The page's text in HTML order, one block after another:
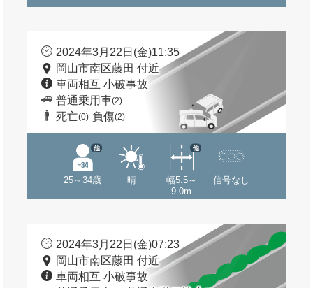
2024年3月22日(金)11:35
岡山市南区藤田 付近
車両相互 小破事故
普通乗用車(2)
死亡(0) 負傷(2)
25～34歳
他
晴
幅5.5～
9.0m
他
信号なし
2024年3月22日(金)07:23
岡山市南区藤田 付近
車両相互 小破事故